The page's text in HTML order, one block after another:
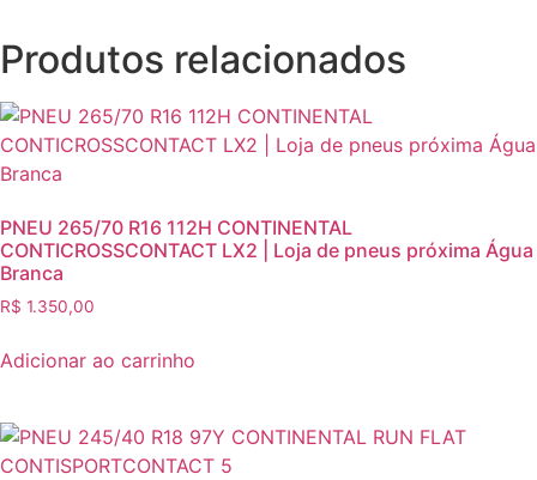
Produtos relacionados
PNEU 265/70 R16 112H CONTINENTAL
CONTICROSSCONTACT LX2 | Loja de pneus próxima Água
Branca
R$ 1.350,00
Adicionar ao carrinho